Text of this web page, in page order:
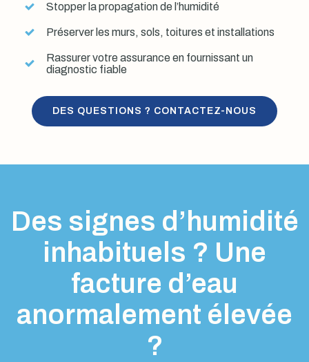
Stopper la propagation de l’humidité
Préserver les murs, sols, toitures et installations
Rassurer votre assurance en fournissant un
diagnostic fiable
DES QUESTIONS ? CONTACTEZ-NOUS
Des signes d’humidité
inhabituels ? Une
facture d’eau
anormalement élevée
?